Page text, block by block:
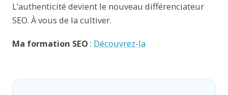
L’authenticité devient le nouveau différenciateur
SEO. À vous de la cultiver.
Ma formation SEO : Découvrez-la